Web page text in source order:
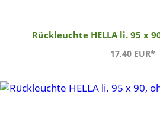
Rückleuchte HELLA li. 95 x
17,40 EUR*